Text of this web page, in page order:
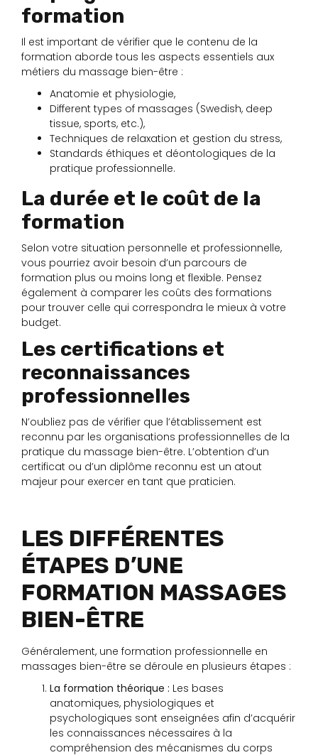
formation
Il est important de vérifier que le contenu de la
formation aborde tous les aspects essentiels aux
métiers du massage bien-être :
Anatomie et physiologie,
Different types of massages (Swedish, deep
tissue, sports, etc.),
Techniques de relaxation et gestion du stress,
Standards éthiques et déontologiques de la
pratique professionnelle.
La durée et le coût de la
formation
Selon votre situation personnelle et professionnelle,
vous pourriez avoir besoin d’un parcours de
formation plus ou moins long et flexible. Pensez
également à comparer les coûts des formations
pour trouver celle qui correspondra le mieux à votre
budget.
Les certifications et
reconnaissances
professionnelles
N’oubliez pas de vérifier que l’établissement est
reconnu par les organisations professionnelles de la
pratique du massage bien-être. L’obtention d’un
certificat ou d’un diplôme reconnu est un atout
majeur pour exercer en tant que praticien.
LES DIFFÉRENTES
ÉTAPES D’UNE
FORMATION MASSAGES
BIEN-ÊTRE
Généralement, une formation professionnelle en
massages bien-être se déroule en plusieurs étapes :
La formation théorique : Les bases
anatomiques, physiologiques et
psychologiques sont enseignées afin d’acquérir
les connaissances nécessaires à la
compréhension des mécanismes du corps